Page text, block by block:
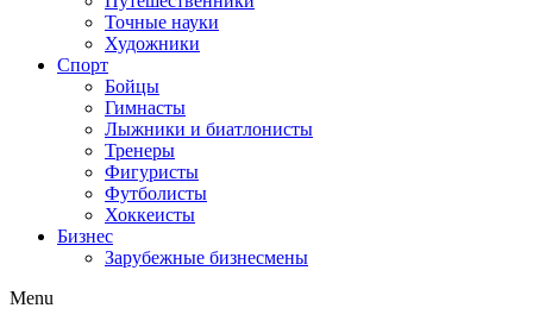
Точные науки
Художники
Спорт
Бойцы
Гимнасты
Лыжники и биатлонисты
Тренеры
Фигуристы
Футболисты
Хоккеисты
Бизнес
Зарубежные бизнесмены
Menu